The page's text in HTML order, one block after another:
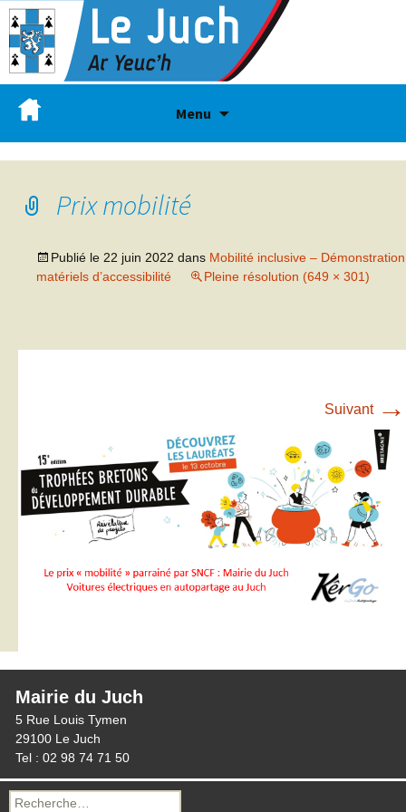
Menu
Prix mobilité
Publié le 22 juin 2022 dans Mobilité inclusive –
matériels d’accessibilité
Pleine résolution (649 × 301)
Suivant →
Mairie du Juch
5 Rue Louis Tymen
29100 Le Juch
Tel : 02 98 74 71 50
Recherche